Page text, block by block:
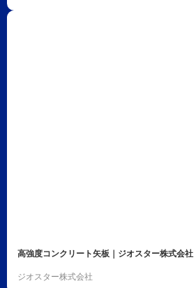
高強度コンクリート矢板｜ジオスター株式会社
ジオスター株式会社